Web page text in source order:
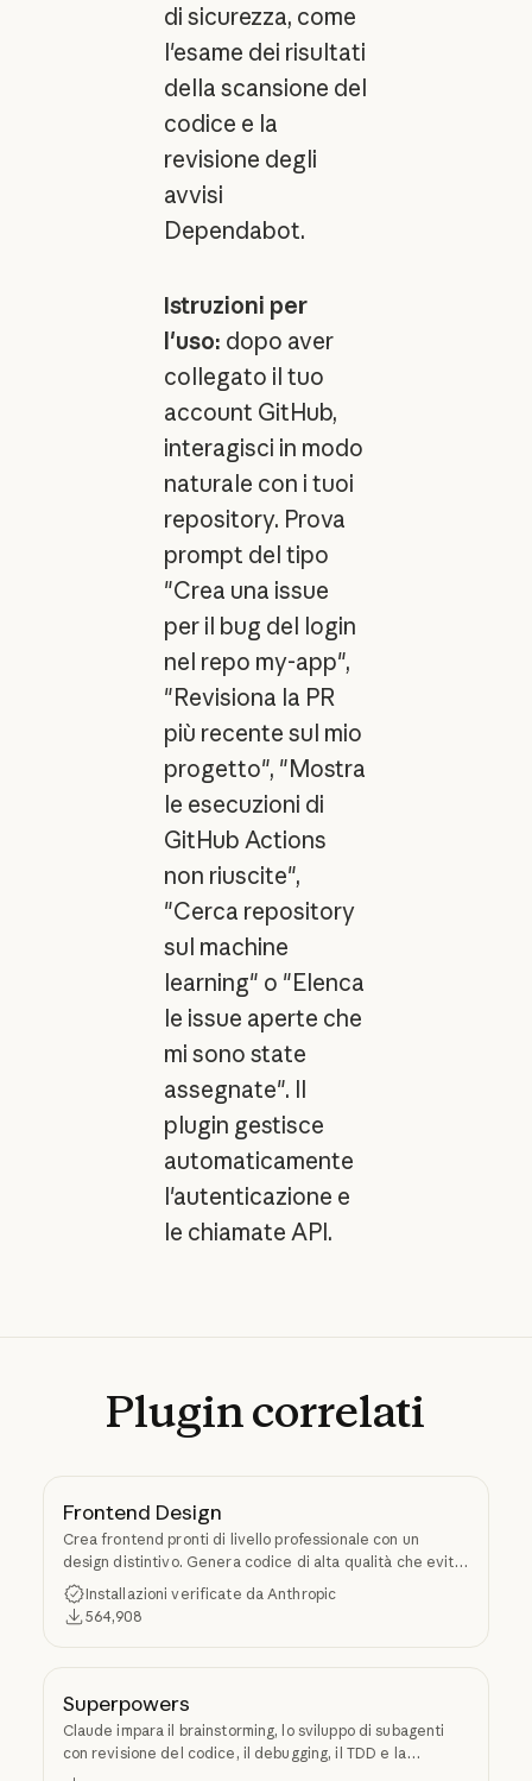
di sicurezza, come
l'esame dei risultati
della scansione del
codice e la
revisione degli
avvisi
Dependabot.
Istruzioni per
l'uso: dopo aver
collegato il tuo
account GitHub,
interagisci in modo
naturale con i tuoi
repository. Prova
prompt del tipo
"Crea una issue
per il bug del login
nel repo my-app",
"Revisiona la PR
più recente sul mio
progetto", "Mostra
le esecuzioni di
GitHub Actions
non riuscite",
"Cerca repository
sul machine
learning" o "Elenca
le issue aperte che
mi sono state
assegnate". Il
plugin gestisce
automaticamente
l'autenticazione e
le chiamate API.
Plugincorrelati
Frontend Design
Crea frontend pronti di livello professionale con un
design distintivo. Genera codice di alta qualità che evita
l'estetica generica tipica dell'IA.
Installazioni verificate da Anthropic
564,908
Superpowers
Claude impara il brainstorming, lo sviluppo di subagenti
con revisione del codice, il debugging, il TDD e la
creazione di skill tramite Superpowers.